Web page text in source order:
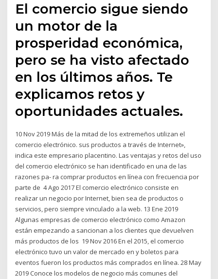
El comercio sigue siendo
un motor de la
prosperidad económica,
pero se ha visto afectado
en los últimos años. Te
explicamos retos y
oportunidades actuales.
10 Nov 2019 Más de la mitad de los extremeños utilizan el
comercio electrónico. sus productos a través de Internet»,
indica este empresario placentino. Las ventajas y retos del uso
del comercio electrónico se han identificado en una de las
razones pa- ra comprar productos en línea con frecuencia por
parte de 4 Ago 2017 El comercio electrónico consiste en
realizar un negocio por Internet, bien sea de productos o
servicios, pero siempre vinculado a la web. 13 Ene 2019
Algunas empresas de comercio electrónico como Amazon
están empezando a sancionan a los clientes que devuelven
más productos de los 19 Nov 2016 En el 2015, el comercio
electrónico tuvo un valor de mercado en y boletos para
eventos fueron los productos más comprados en línea. 28 May
2019 Conoce los modelos de negocio más comunes del